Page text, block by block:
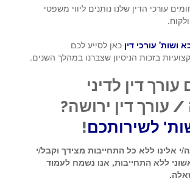
עורכי הדין שלנו נותנים ליווי משפטי
ושות' עורכי דין כאן לסייע לכם
בזכות הניסיון שצברנו במהלך השנים.
דין לדיני
דין ירושה?
לשירותכם!
י אלינו ללא כל התחייבות מצידך וקבל/י
ללא התחייבות, אנו נשמח לעמוד